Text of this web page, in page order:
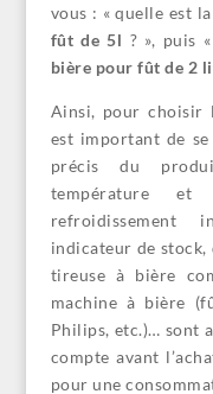
vous : « quelle est la
fût de 5l ? », puis
bière pour fût de 2
Ainsi, pour choisir
est important de
précis du
température
refroidissement
indicateur de
tireuse à bière
machine à bière
Philips, etc.)… sont
compte avant
pour une